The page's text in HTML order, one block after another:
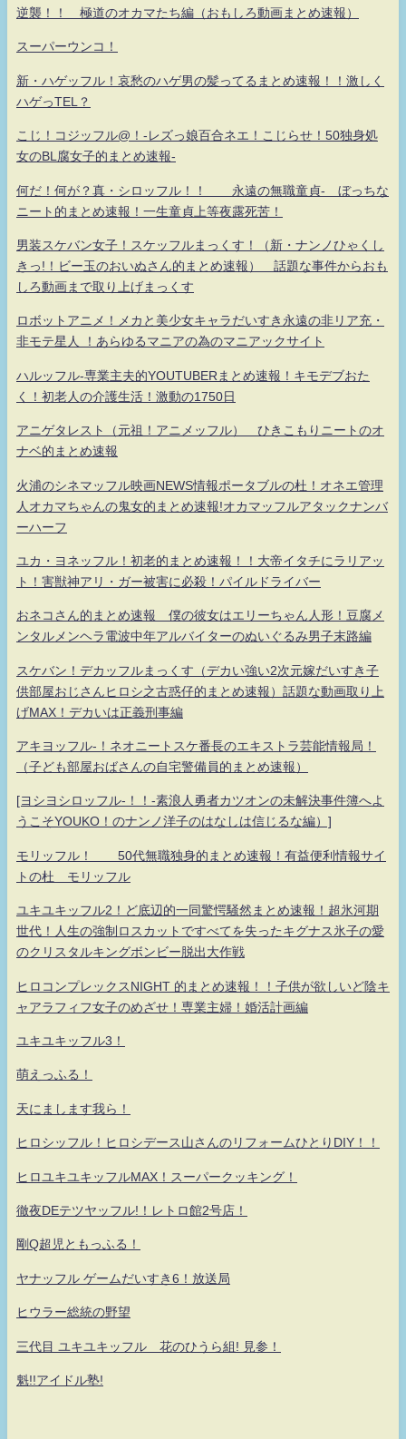
逆襲！！ 極道のオカマたち編（おもしろ動画まとめ速報）
スーパーウンコ！
新・ハゲッフル！哀愁のハゲ男の髪ってるまとめ速報！！激しく
ハゲっTEL？
こじ！コジッフル@！-レズっ娘百合ネエ！こじらせ！50独身処
女のBL腐女子的まとめ速報-
何だ！何が？真・シロッフル！！ 永遠の無職童貞- ぼっちな
ニート的まとめ速報！一生童貞上等夜露死苦！
男装スケバン女子！スケッフルまっくす！（新・ナンノひゃくし
きっ!！ビー玉のおいぬさん的まとめ速報） 話題な事件からおも
しろ動画まで取り上げまっくす
ロボットアニメ！メカと美少女キャラだいすき永遠の非リア充・
非モテ星人 ！あらゆるマニアの為のマニアックサイト
ハルッフル-専業主夫的YOUTUBERまとめ速報！キモデブおた
く！初老人の介護生活！激動の1750日
アニゲタレスト（元祖！アニメッフル） ひきこもりニートのオ
ナベ的まとめ速報
火浦のシネマッフル映画NEWS情報ポータブルの杜！オネエ管理
人オカマちゃんの鬼女的まとめ速報!オカマッフルアタックナンバ
ーハーフ
ユカ・ヨネッフル！初老的まとめ速報！！大帝イタチにラリアッ
ト！害獣神アリ・ガー被害に必殺！パイルドライバー
おネコさん的まとめ速報 僕の彼女はエリーちゃん人形！豆腐メ
ンタルメンヘラ電波中年アルバイターのぬいぐるみ男子末路編
スケバン！デカッフルまっくす（デカい強い2次元嫁だいすき子
供部屋おじさんヒロシ之古惑仔的まとめ速報）話題な動画取り上
げMAX！デカいは正義刑事編
アキヨッフル-！ネオニートスケ番長のエキストラ芸能情報局！
（子ども部屋おばさんの自宅警備員的まとめ速報）
[ヨシヨシロッフル-！！-素浪人勇者カツオンの未解決事件簿へよ
うこそYOUKO！のナンノ洋子のはなしは信じるな編）]
モリッフル！ 50代無職独身的まとめ速報！有益便利情報サイ
トの杜 モリッフル
ユキユキッフル2！ど底辺的一同驚愕騒然まとめ速報！超氷河期
世代！人生の強制ロスカットですべてを失ったキグナス氷子の愛
のクリスタルキングボンビー脱出大作戦
ヒロコンプレックスNIGHT 的まとめ速報！！子供が欲しいど陰キ
ャアラフィフ女子のめざせ！専業主婦！婚活計画編
ユキユキッフル3！
萌えっふる！
天にまします我ら！
ヒロシッフル！ヒロシデース山さんのリフォームひとりDIY！！
ヒロユキユキッフルMAX！スーパークッキング！
徹夜DEテツヤッフル!！レトロ館2号店！
剛Q超児ともっふる！
ヤナッフル ゲームだいすき6！放送局
ヒウラー総統の野望
三代目 ユキユキッフル 花のひうら組! 見参！
魁!!アイドル塾!